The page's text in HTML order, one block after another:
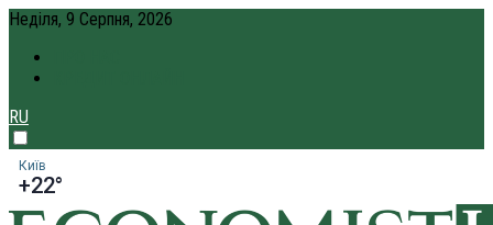
Неділя, 9 Серпня, 2026
RU
Київ
+22°